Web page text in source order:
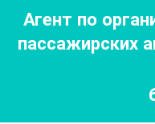
Агент по
пассажирских